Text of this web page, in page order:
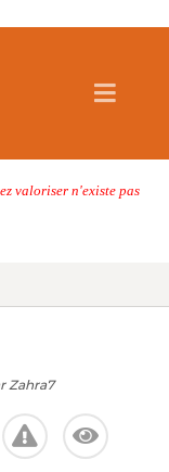
valoriser n'existe pas
Zahra7